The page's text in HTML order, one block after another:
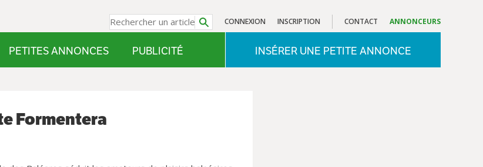
CONTACT ANNONCEURS
CONNEXION INSCRIPTION
PETITES ANNONCES PUBLICITÉ INSÉRER UNE PETITE ANNONCE
Formentera